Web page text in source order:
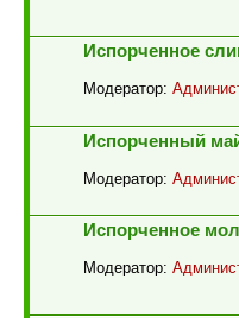
Испорченное
Модератор:
Испорченный
Модератор:
Испорченное
Модератор: